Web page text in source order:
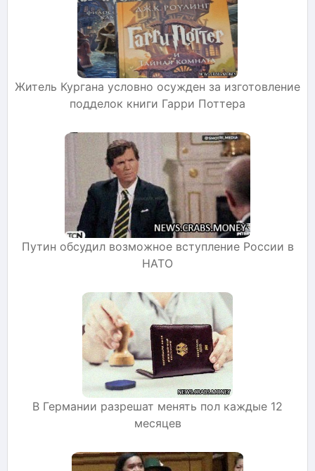
Житель Кургана условно осужден за изготовление
подделок книги Гарри Поттера
Путин обсудил возможное вступление России в
НАТО
В Германии разрешат менять пол каждые 12
месяцев